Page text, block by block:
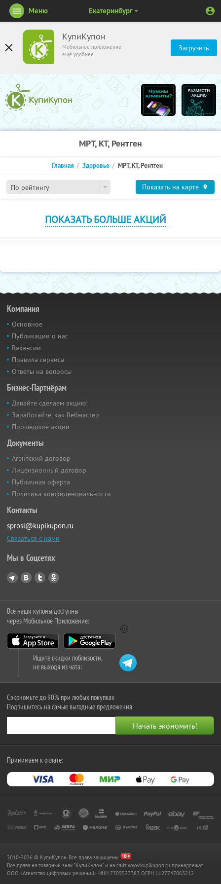
КупиКупон
Мобильное приложение
ещё удобнее
Загрузить
Меню Екатеринбург
МРТ, КТ, Рентген
По рейтингу
Главная Здоровье МРТ, КТ, Рентген
Показать на карте
ПОКАЗАТЬ БОЛЬШЕ АКЦИЙ
Компания
Основное
Публикации о нас
Вакансии
Правила сервиса
Ответы на вопросы
Бизнес-Партнёрам
Давайте сделаем акцию!
Заработайте, как Вебмастер
Прошедшие акции
Документы
Агентский договор
Лицензионный договор
Публичная оферта
Политика конфиденциальности
Контакты
sprosi@kupikupon.ru
Связаться с нами
Мы в Соцсетях
Все наши купоны доступны
через Мобильное Приложение:
Ищите скидки поблизости,
не выходя из чата:
Сэкономьте до 90% при любых покупках
Подпишитесь на самые выгодные предложения
Принимаем к оплате:
2010-2026 © КупиКупон. Все права защищены.
Все права на товарный знак "КупиКупон" и на сайт www.kupikupon.ru принадлежат
OOO «Агентство цифровых решений» ИНН 7705523387, ОГРН 1127747063212